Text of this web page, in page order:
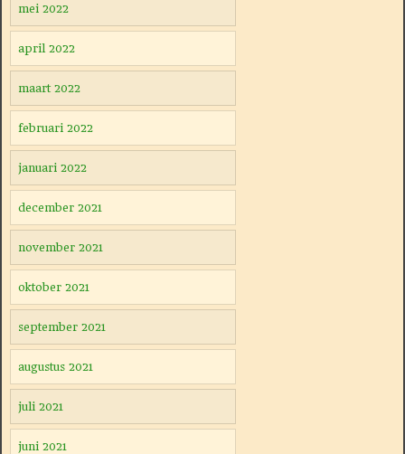
mei 2022
april 2022
maart 2022
februari 2022
januari 2022
december 2021
november 2021
oktober 2021
september 2021
augustus 2021
juli 2021
juni 2021